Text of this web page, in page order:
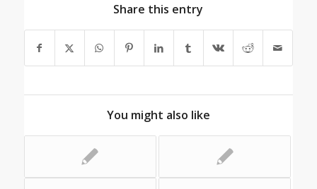
Share this entry
You might also like